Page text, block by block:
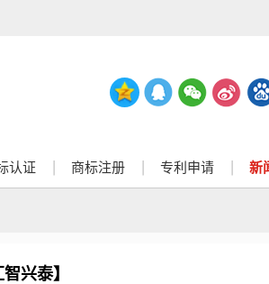
认证 商标注册 专利申请 新
兴泰】